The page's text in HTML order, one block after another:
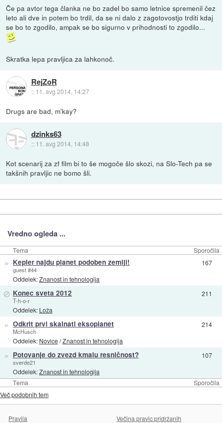
Če pa avtor tega članka ne bo zadel bo samo letnice spremenil čez
leto ali dve in potem bo trdil, da se ni dalo z zagotovostjo trditi kdaj
se bo to zgodilo, ampak se bo sigurno v prihodnosti to zgodilo...
Skratka lepa pravljica za lahkonoč.
RejZoR
:: 11. avg 2014, 14:27
Drugs are bad, m'kay?
dzinks63
:: 11. avg 2014, 14:48
Kot scenarij za zf film bi to še mogoče šlo skozi, na Slo-Tech pa se
takšnih pravljic ne bomo šli.
Vredno ogleda ...
Tema Sporočila
Tema Sporočila
» Kepler najdu planet podoben zemlji!
guest #44
Oddelek:Znanost in tehnologija
167
⊘ Konec sveta 2012
T-h-o-r
Oddelek: Loža
211
» Odkrit prvi skalnati eksoplanet
McHusch
Oddelek: Novice/Znanost in tehnologija
214
» Potovanje do zvezd kmalu resničnost?
sverde21
Oddelek:Znanost in tehnologija
107
Več podobnih tem
Pravila Večina pravic pridržanih